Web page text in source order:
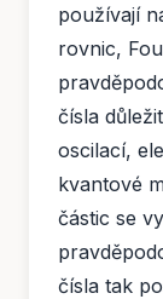
používají
rovnic,
čísla
oscilací,
kvantové
částic se
čísla tak